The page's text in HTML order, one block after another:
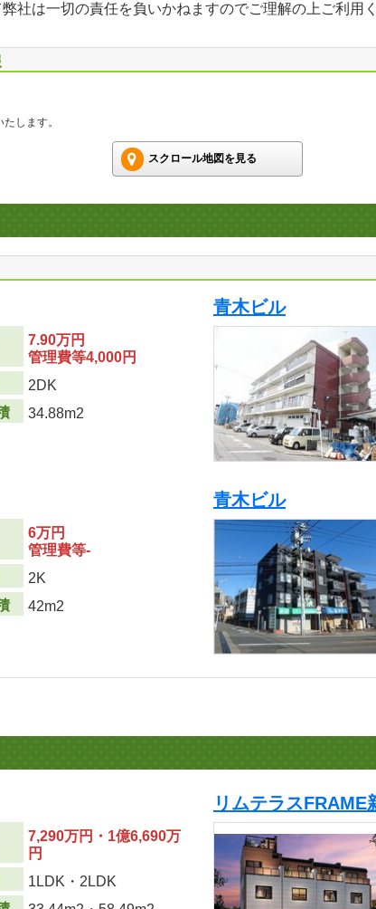
社は一切の責任を負いかねますのでご理解の上ご利用く
します。
スクロール地図を見る
7.90万円
管理費等4,000円
2DK
34.88m2
青木ビル
6万円
管理費等-
2K
42m2
青木ビル
7,290万円・1億6,690万
円
1LDK・2LDK
リムテラス